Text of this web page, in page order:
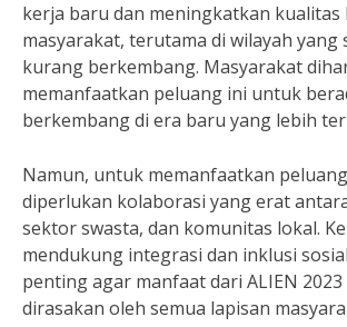
kerja baru dan meningkatkan kualitas
masyarakat, terutama di wilayah yang
kurang berkembang. Masyarakat
memanfaatkan peluang ini untuk
berkembang di era baru yang lebih
Namun, untuk memanfaatkan
diperlukan kolaborasi yang erat
sektor swasta, dan komunitas lokal.
mendukung integrasi dan inklusi
penting agar manfaat dari ALIEN 2023
dirasakan oleh semua lapisan